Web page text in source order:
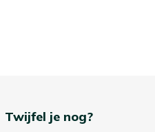
Twijfel je nog?